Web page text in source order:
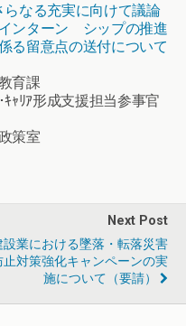
らなる充実に向けて議論
ンターン シップの推進
る留意点の送付について
育課
ｬﾘｱ形成支援担当参事官
策室
Next Post
設業における墜落・転落災害
止対策強化キャンペーンの実
施について（要請）